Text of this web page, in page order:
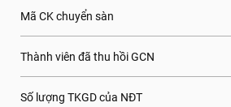
Mã CK chuyển sàn
Thành viên đã thu hồi GCN
Số lượng TKGD của NĐT